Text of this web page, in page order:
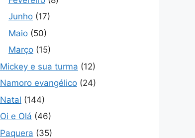
Junho (17)
Maio (50)
Março (15)
Mickey e sua turma (12)
Namoro evangélico (24)
Natal (144)
Oi e Olá (46)
Paquera (35)